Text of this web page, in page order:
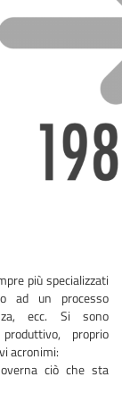
più specializzati
ad un processo
ecc. Si sono
proprio
acronimi:
ciò che sta